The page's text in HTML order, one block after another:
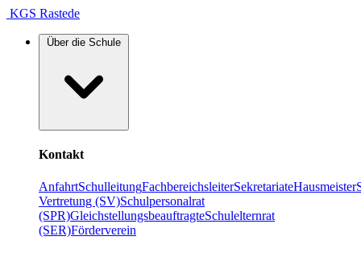
KGS Rastede
Über die Schule
Kontakt
AnfahrtSchulleitungFachbereichsleiterSekretariateHausmeister
Vertretung (SV)Schulpersonalrat
(SPR)GleichstellungsbeauftragteSchulelternrat
(SER)Förderverein